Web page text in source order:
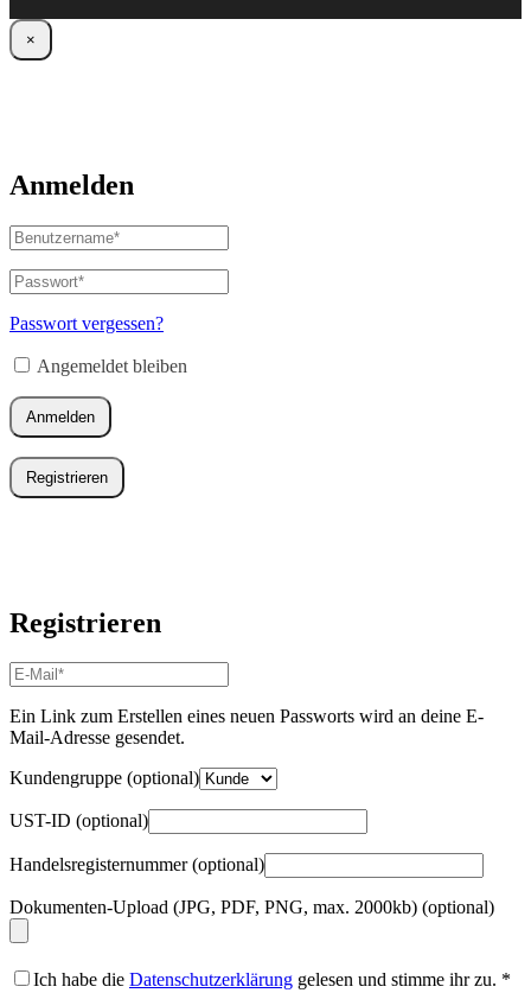
×
Anmelden
Benutzername
oder
E-
Mail-
Adresse*
Passwort*
Erforderlich
Passwort vergessen?
Angemeldet bleiben
Anmelden
Registrieren
Registrieren
E-
Mail-
Adresse*
Erforderlich
Ein Link zum Erstellen eines neuen Passworts wird an deine E-
Mail-Adresse gesendet.
Kundengruppe (optional)
UST-ID (optional)
Handelsregisternummer(optional)
Dokumenten-Upload (JPG, PDF, PNG, max. 2000kb) (optional)
Ich habe die Datenschutzerklärung gelesen und stimme ihr zu. *